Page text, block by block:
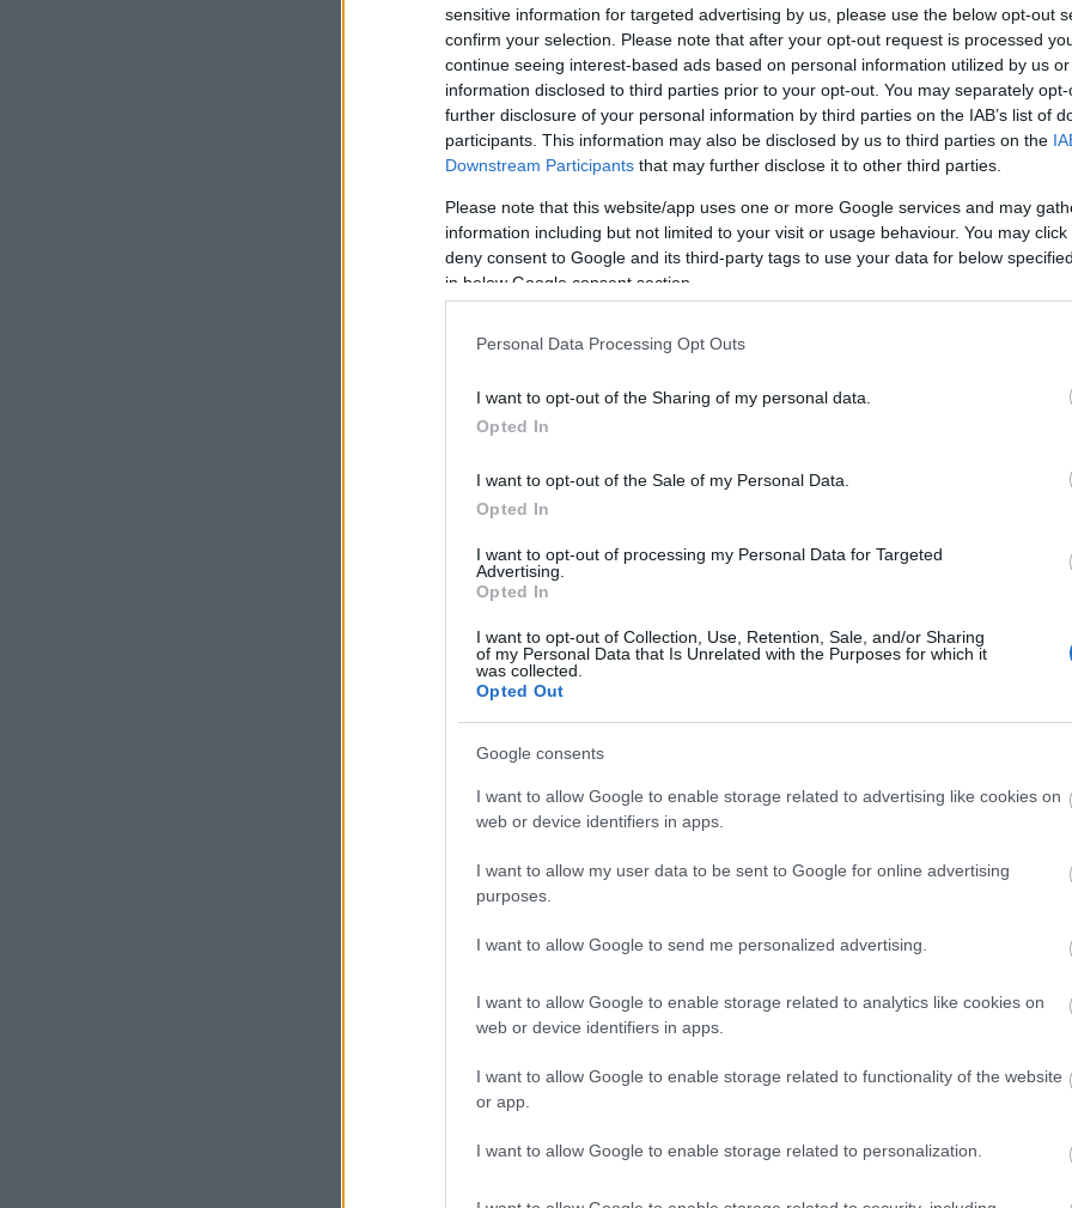
sensitive information for targeted advertising by us, please use the below opt-out
confirm your selection. Please note that after your opt-out request is processed
continue seeing interest-based ads based on personal information utilized by us
information disclosed to third parties prior to your opt-out. You may separately
further disclosure of your personal information by third parties on the IAB’s list of
participants. This information may also be disclosed by us to third parties on the
Downstream Participants that may further disclose it to other third parties.
Please note that this website/app uses one or more Google services and may
information including but not limited to your visit or usage behaviour. You may
deny consent to Google and its third-party tags to use your data for below
in below Google consent section.
Personal Data Processing Opt Outs
I want to opt-out of the Sharing of my personal data.
Opted In
I want to opt-out of the Sale of my Personal Data.
Opted In
I want to opt-out of processing my Personal Data for Targeted
Advertising.
Opted In
I want to opt-out of Collection, Use, Retention, Sale, and/or Sharing
of my Personal Data that Is Unrelated with the Purposes for which it
was collected.
Opted Out
Google consents
I want to allow Google to enable storage related to advertising like cookies on
web or device identifiers in apps.
I want to allow my user data to be sent to Google for online advertising
purposes.
I want to allow Google to send me personalized advertising.
I want to allow Google to enable storage related to analytics like cookies on
web or device identifiers in apps.
I want to allow Google to enable storage related to functionality of the website
or app.
I want to allow Google to enable storage related to personalization.